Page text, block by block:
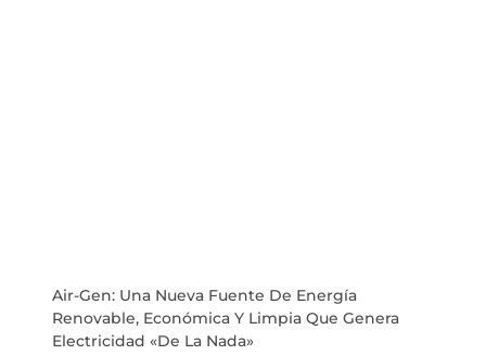
Air-Gen: Una Nueva Fuente De Energía
Renovable, Económica Y Limpia Que Genera
Electricidad «de La Nada»